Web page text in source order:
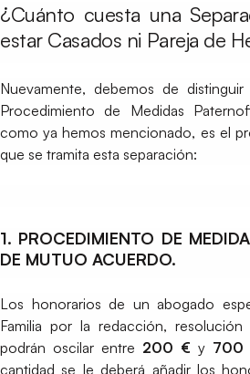
¿Cuánto cuesta una
estar Casados ni Pareja de
Nuevamente, debemos de
Procedimiento de Medidas
como ya hemos mencionado, es el
que se tramita esta separación:
1. PROCEDIMIENTO DE
DE MUTUO ACUERDO.
Los honorarios de un abogado
Familia por la redacción,
podrán oscilar entre 200 € y 700
cantidad se le deberá añadir los